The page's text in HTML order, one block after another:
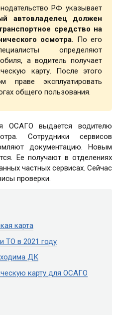
РФ указывает
автовладелец должен
средство на
осмотра. По его
определяют
а водитель получает
карту. После этого
эксплуатировать
общего пользования.
ОСАГО выдается водителю
Сотрудники сервисов
документацию. Новым
Ее получают в отделениях
частных сервисах. Сейчас
проверки.
карта
ТО в 2021 году
ДК
карту для ОСАГО